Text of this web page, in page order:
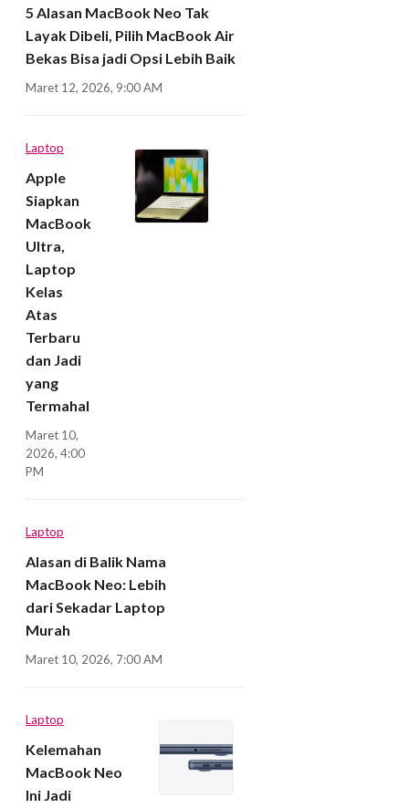
5 Alasan MacBook Neo Tak
Layak Dibeli, Pilih MacBook Air
Bekas Bisa jadi Opsi Lebih Baik
Maret 12, 2026, 9:00 AM
Laptop
Apple
Siapkan
MacBook
Ultra,
Laptop
Kelas
Atas
Terbaru
dan Jadi
yang
Termahal
Maret 10,
2026, 4:00
PM
Laptop
Alasan di Balik Nama
MacBook Neo: Lebih
dari Sekadar Laptop
Murah
Maret 10, 2026, 7:00 AM
Laptop
Kelemahan
MacBook Neo
Ini Jadi